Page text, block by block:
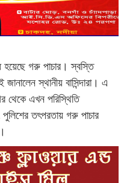
গরু পাচার। স্বস্তি
স্থানীয় বাসিন্দারা। এ
থেকে এখন পরিস্থিতি
তৎপরতায় গরু পাচার